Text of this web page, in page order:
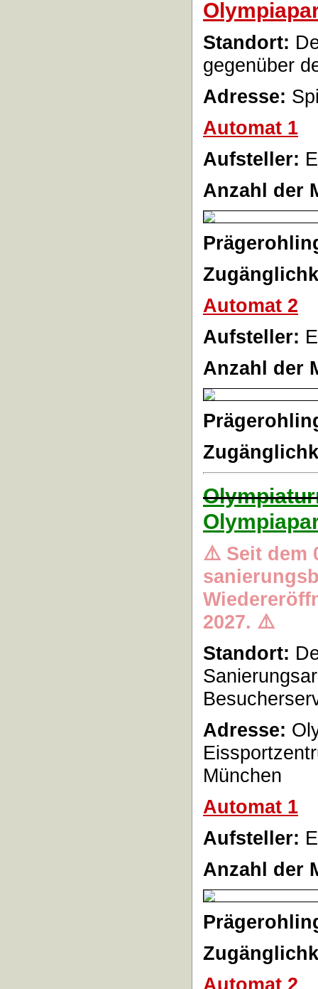
Standort:
gegenüber
Adresse:
Automat 1
Aufsteller:
Anzahl der
Automat 2
Aufsteller:
Anzahl der
⚠️ Seit dem
2027. ⚠️
Standort:
Adresse:
München
Automat 1
Aufsteller:
Anzahl der
Automat 2